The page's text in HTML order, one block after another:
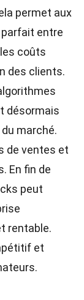
permet aux
entre
coûts
des clients.
désormais
marché.
de ventes et
En fin de
peut
rentable.
et